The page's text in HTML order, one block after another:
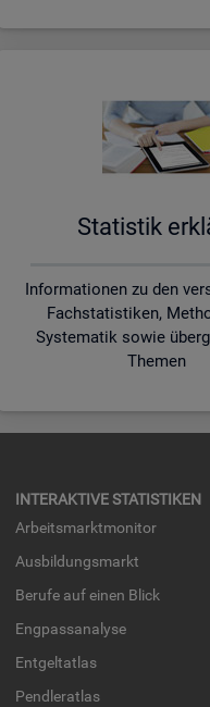
Sta­tis­tik
Informationen zu den
Fachstatistiken,
Systematik sowie
Themen
IN­TER­AK­TI­VE STA­TIS­TI­KEN
Ar­beits­markt­mo­ni­tor
Aus­bil­dungs­markt
Be­ru­fe auf einen Blick
Eng­pass­ana­ly­se
Ent­gel­t­at­las
Pend­ler­at­las